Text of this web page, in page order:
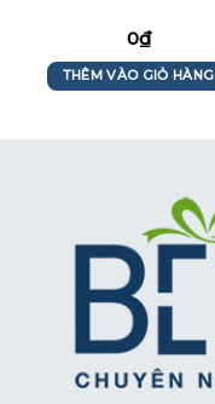
0₫
THÊM VÀO GIỎ HÀNG